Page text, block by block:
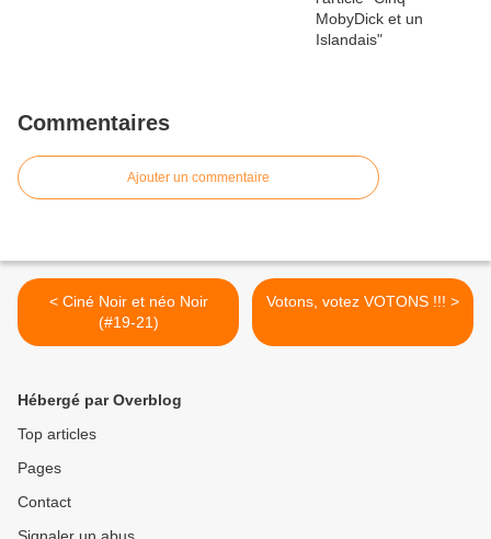
Commentaires
Ajouter un commentaire
< Ciné Noir et néo Noir
(#19-21)
Votons, votez VOTONS !!! >
Hébergé par Overblog
Top articles
Pages
Contact
Signaler un abus